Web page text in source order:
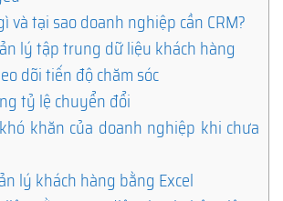
và tại sao doanh nghiệp cần CRM?
lý tập trung dữ liệu khách hàng
dõi tiến độ chăm sóc
tỷ lệ chuyển đổi
khăn của doanh nghiệp khi chưa
lý khách hàng bằng Excel